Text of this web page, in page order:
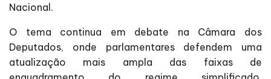
Nacional.
O tema continua em debate na Câmara dos
Deputados, onde parlamentares defendem uma
atualização mais ampla das faixas de